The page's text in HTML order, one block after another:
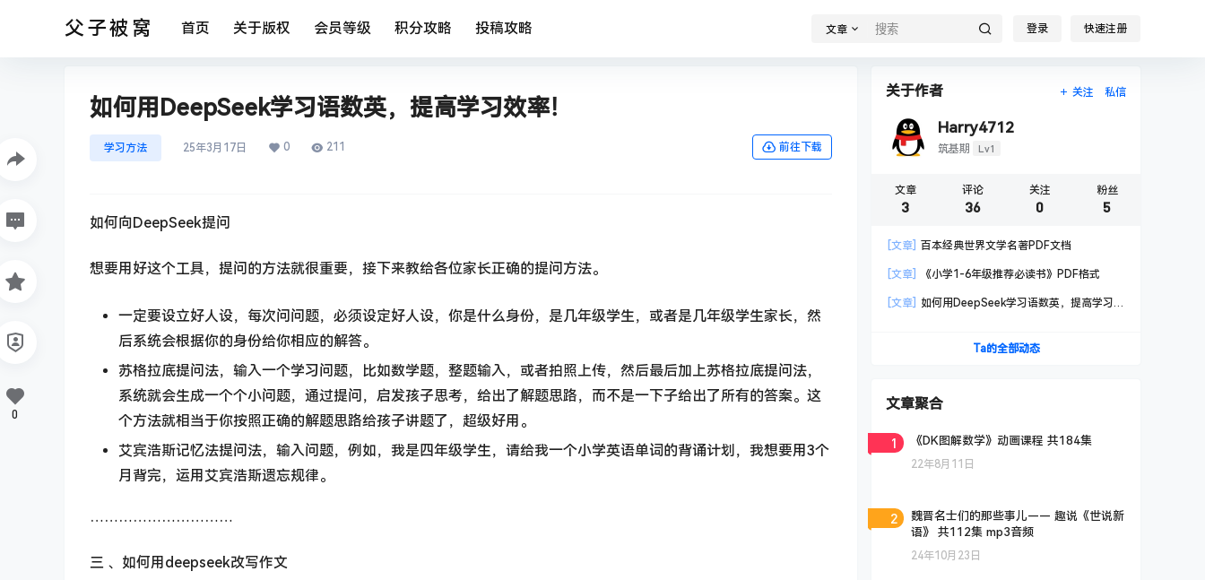
父子被窝 首页 关于版权 会员等级 积分攻略 投稿攻略 文章 登录 快速注册
如何用DeepSeek学习语数英，提高学习效率！
学习方法 25年3月17日 0 211 前往下载
如何向DeepSeek提问
想要用好这个工具，提问的方法就很重要，接下来教给各位家长正确的提问方法。
一定要设立好人设，每次问问题，必须设定好人设，你是什么身份，是几年级学生，或者是几年级学生家长，然
后系统会根据你的身份给你相应的解答。
苏格拉底提问法，输入一个学习问题，比如数学题，整题输入，或者拍照上传，然后最后加上苏格拉底提问法，
系统就会生成一个个小问题，通过提问，启发孩子思考，给出了解题思路，而不是一下子给出了所有的答案。这
个方法就相当于你按照正确的解题思路给孩子讲题了，超级好用。
艾宾浩斯记忆法提问法，输入问题，例如，我是四年级学生，请给我一个小学英语单词的背诵计划，我想要用3个
月背完，运用艾宾浩斯遗忘规律。
…………………………
三 、如何用deepseek改写作文
0
关于作者 关注 私信
Harry4712
筑基期 Lv1
文章
3
评论
36
关注
0
粉丝
5
[文章] 百本经典世界文学名著PDF文档
[文章] 《小学1-6年级推荐必读书》PDF格式
[文章]
如何用DeepSeek学习语数英，提高学习效
Ta的全部动态
文章聚合
1 《DK图解数学》动画课程 共184集
22年8月11日
2
魏晋名士们的那些事儿—— 趣说《世说新
语》 共112集 mp3音频
24年10月23日